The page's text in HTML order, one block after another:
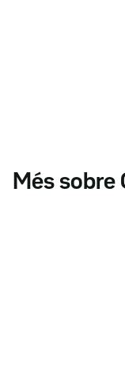
Més sobre